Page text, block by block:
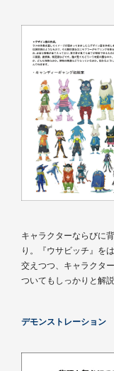
キャラクターならびに
り。『ウサビッチ』を
交えつつ、キャラクタ
ついてもしっかりと解説
デモンストレーション